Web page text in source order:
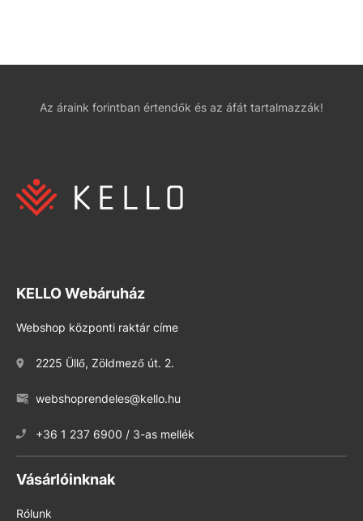
Az áraink forintban értendők és az áfát tartalmazzák!
KELLO Webáruház
Webshop központi raktár címe
2225 Üllő, Zöldmező út. 2.
webshoprendeles@kello.hu
+36 1 237 6900 / 3-as mellék
Vásárlóinknak
Rólunk